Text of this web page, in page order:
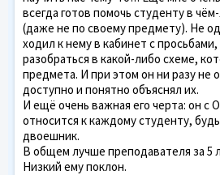
всегда готов помочь студенту в
(даже не по своему предмету). Не
ходил к нему в кабинет с
разобраться в какой-либо схеме,
предмета. И при этом он ни разу не
доступно и понятно объяснял их.
И ещё очень важная его черта: он
относится к каждому студенту,
двоешник.
В общем лучше преподавателя за 5
Низкий ему поклон.